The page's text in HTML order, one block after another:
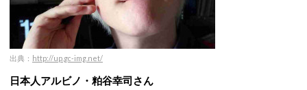
出典： http://up.gc-img.net/
日本人アルビノ・粕谷幸司さん